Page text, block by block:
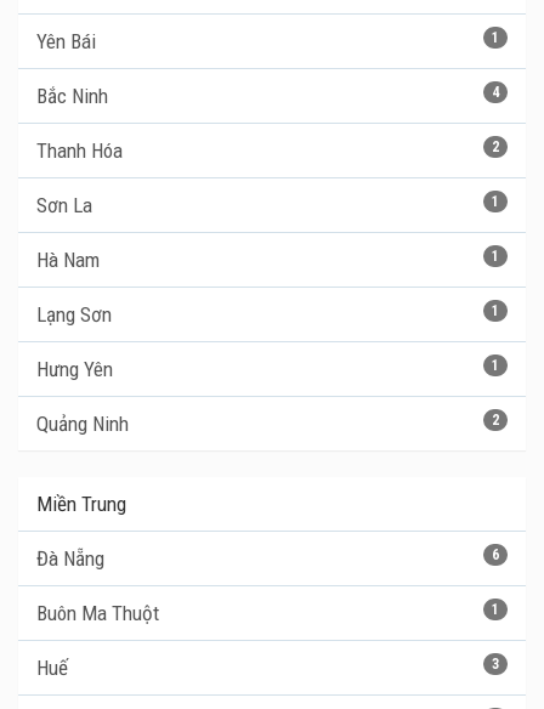
1
Yên Bái
4
Bắc Ninh
2
Thanh Hóa
1
Sơn La
1
Hà Nam
1
Lạng Sơn
1
Hưng Yên
2
Quảng Ninh
Miền Trung
6
Đà Nẵng
1
Buôn Ma Thuột
3
Huế